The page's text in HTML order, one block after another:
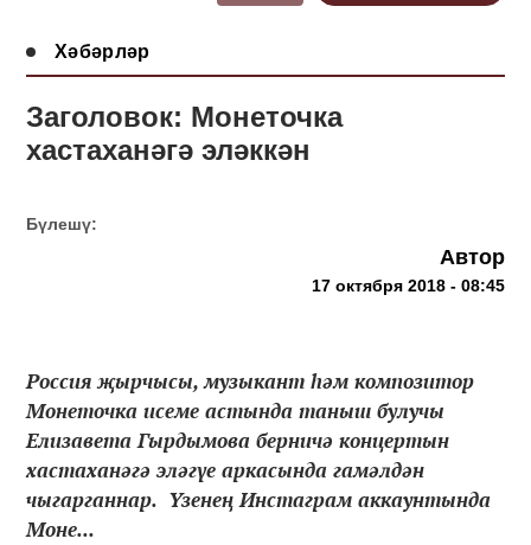
Хәбәрләр
Заголовок: Монеточка
хастаханәгә эләккән
Бүлешү:
Автор
17 октября 2018 - 08:45
Россия җырчысы, музыкант һәм композитор
Монеточка исеме астында таныш булучы
Елизавета Гырдымова берничә концертын
хастаханәгә эләгүе аркасында гамәлдән
чыгарганнар. Үзенең Инстаграм аккаунтында
Моне...